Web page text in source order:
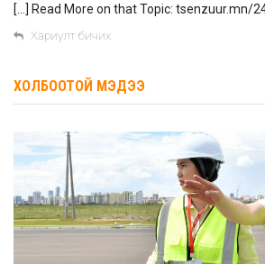
[…] Read More on that Topic: tsenzuur.mn/
Хариулт бичих
ХОЛБООТОЙ МЭДЭЭ